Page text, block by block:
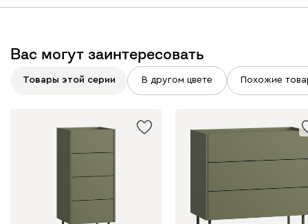
Вас могут заинтересовать
Товары этой серии В другом цвете Похожие